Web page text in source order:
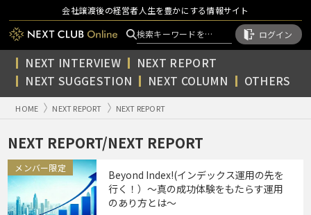
会社譲渡後の経営者人生を豊かにする情報サイト
ログイン
NEXT INTERVIEW
NEXT REPORT
NEXT SUGGESTION
NEXT COLUMN OTHERS
HOME NEXT REPORT NEXT REPORT
NEXT REPORT/NEXT REPORT
メンバー限定
Beyond Index!(インデックス運用の先を
行く！）～真の成功体験をもたらす運用
のあり方とは～